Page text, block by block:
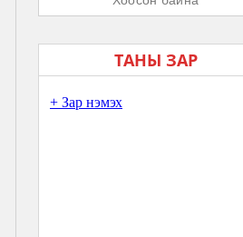
ТАНЫ ЗАР